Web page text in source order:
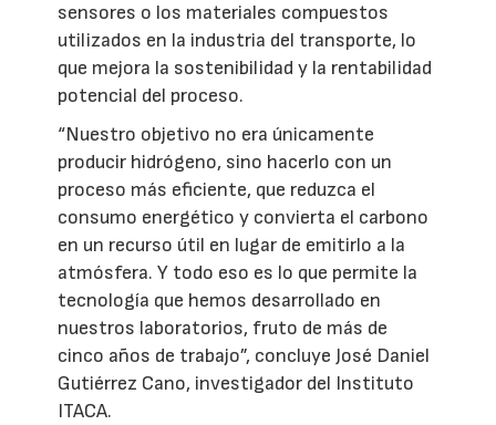
sensores o los materiales compuestos
utilizados en la industria del transporte, lo
que mejora la sostenibilidad y la rentabilidad
potencial del proceso.
“Nuestro objetivo no era únicamente
producir hidrógeno, sino hacerlo con un
proceso más eficiente, que reduzca el
consumo energético y convierta el carbono
en un recurso útil en lugar de emitirlo a la
atmósfera. Y todo eso es lo que permite la
tecnología que hemos desarrollado en
nuestros laboratorios, fruto de más de
cinco años de trabajo”, concluye José Daniel
Gutiérrez Cano, investigador del Instituto
ITACA.